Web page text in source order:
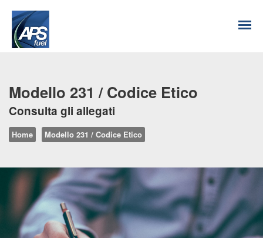
Modello 231 / Codice Etico
Consulta gli allegati
Home Modello 231 / Codice Etico